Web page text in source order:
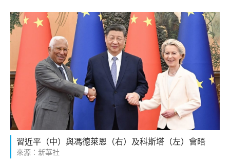
習近平（中）與馮德萊恩（右）及科斯塔（左）會晤
來源：新華社